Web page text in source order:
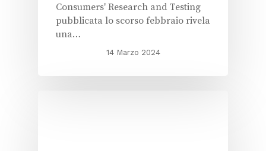
Consumers' Research and Testing
pubblicata lo scorso febbraio rivela
una…
14 Marzo 2024